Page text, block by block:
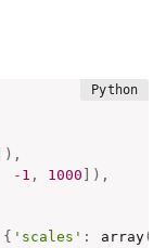
) ,
- 1 , 1000 ) ,
{ 'scales' : array(